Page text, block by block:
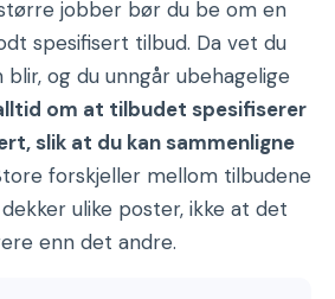
jobber bør du be om en
spesifisert tilbud. Da vet du
og du unngår ubehagelige
om at tilbudet spesifiserer
slik at du kan sammenligne
forskjeller mellom tilbudene
ulike poster, ikke at det
enn det andre.